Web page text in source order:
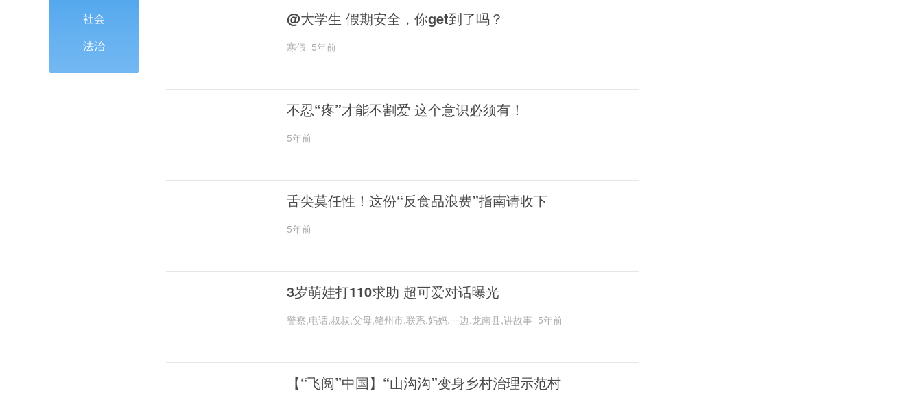
社会
法治
@大学生 假期安全，你get到了吗？
寒假 5年前
不忍“疼”才能不割爱 这个意识必须有！
5年前
舌尖莫任性！这份“反食品浪费”指南请收下
5年前
3岁萌娃打110求助 超可爱对话曝光
警察,电话,叔叔,父母,赣州市,联系,妈妈,一边,龙南县,讲故事 5年前
【“飞阅”中国】“山沟沟”变身乡村治理示范村